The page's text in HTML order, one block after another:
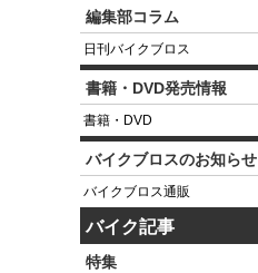
編集部コラム
日刊バイクブロス
書籍・DVD発売情報
書籍・DVD
バイクブロスのお知らせ
バイクブロス通販
バイク記事
特集